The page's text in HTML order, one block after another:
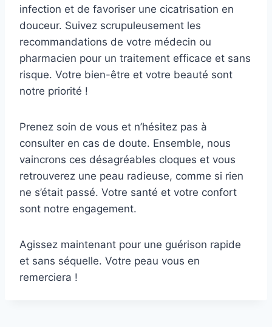
infection et de favoriser une cicatrisation en
douceur. Suivez scrupuleusement les
recommandations de votre médecin ou
pharmacien pour un traitement efficace et sans
risque. Votre bien-être et votre beauté sont
notre priorité !
Prenez soin de vous et n’hésitez pas à
consulter en cas de doute. Ensemble, nous
vaincrons ces désagréables cloques et vous
retrouverez une peau radieuse, comme si rien
ne s’était passé. Votre santé et votre confort
sont notre engagement.
Agissez maintenant pour une guérison rapide
et sans séquelle. Votre peau vous en
remerciera !